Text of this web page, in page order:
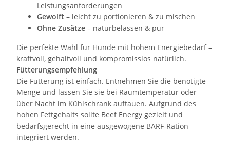
Leistungsanforderungen
Gewolft – leicht zu portionieren & zu mischen
Ohne Zusätze – naturbelassen & pur
Die perfekte Wahl für Hunde mit hohem Energiebedarf –
kraftvoll, gehaltvoll und kompromisslos natürlich.
Fütterungsempfehlung
Die Fütterung ist einfach. Entnehmen Sie die benötigte
Menge und lassen Sie sie bei Raumtemperatur oder
über Nacht im Kühlschrank auftauen. Aufgrund des
hohen Fettgehalts sollte Beef Energy gezielt und
bedarfsgerecht in eine ausgewogene BARF-Ration
integriert werden.